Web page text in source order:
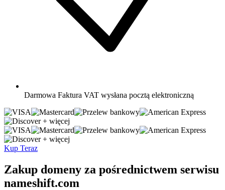
Darmowa Faktura VAT wysłana pocztą elektroniczną
+ więcej
+ więcej
Kup Teraz
Zakup domeny za pośrednictwem serwisu
nameshift.com